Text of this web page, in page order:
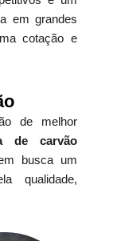
em grandes
cotação e
de melhor
de carvão
busca um
qualidade,